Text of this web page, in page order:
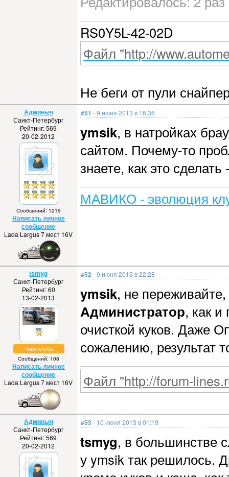
RS0Y5L-42-02D
Файл "http://
Не беги от пули
Админыч
Санкт-Петербург
Рейтинг: 569
20-02-2012
Сообщений: 1219
Написать личное
сообщение
Lada Largus 7 мест 16V
#51 - 9 июня 2013 в 16:36
ymsik, в натройках
сайтом. Почему-то
знаете, как это
МАВИКО - эволюция
tsmyg
Санкт-Петербург
Рейтинг: 60
13-02-2013
Член клуба
Сообщений: 108
Написать личное
сообщение
Lada Largus 7 мест 16V
#52 - 9 июня 2013 в 22:28
ymsik, не
Администратор, как
очисткой куков. Даже
сожалению, результат
Файл "http://forum-
Админыч
Санкт-Петербург
Рейтинг: 569
20-02-2012
#53 - 10 июня 2013 в 01:19
tsmyg, в большинстве
у ymsik так решилось.